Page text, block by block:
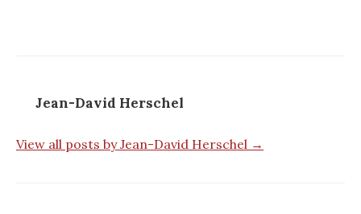
Jean-David Herschel
View all posts by Jean-David Herschel →